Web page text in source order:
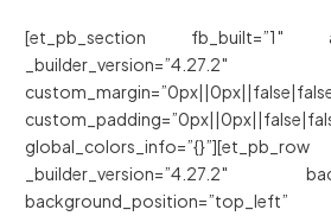
[et_pb_section fb_built=”1″
_builder_version=”4.27.2″
_builder_version=”4.27.2″
background_position=”top_left”